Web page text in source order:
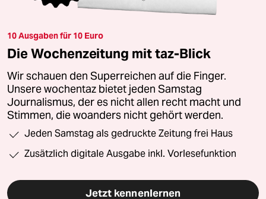
10 Ausgaben für 10 Euro
Die Wochenzeitung mit taz-Blick
Wir schauen den Superreichen auf die Finger.
Unsere wochentaz bietet jeden Samstag
Journalismus, der es nicht allen recht macht und
Stimmen, die woanders nicht gehört werden.
Jeden Samstag als gedruckte Zeitung frei Haus
Zusätzlich digitale Ausgabe inkl. Vorlesefunktion
Jetzt kennenlernen